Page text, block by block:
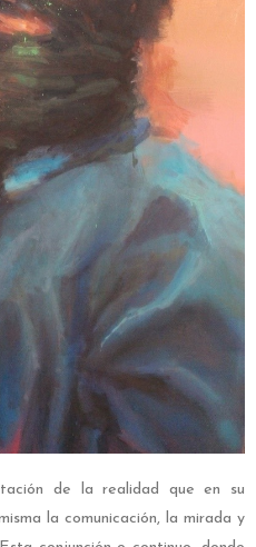
de la realidad que en su
la comunicación, la mirada y